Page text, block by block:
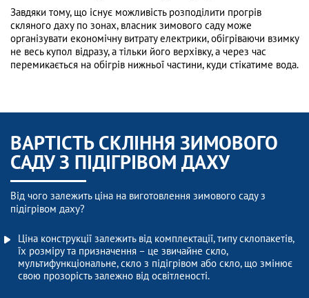
Завдяки тому, що існує можливість розподілити прогрів
скляного даху по зонах, власник зимового саду може
організувати економічну витрату електрики, обігріваючи взимку
не весь купол відразу, а тільки його верхівку, а через час
перемикається на обігрів нижньої частини, куди стікатиме вода.
ВАРТІСТЬ СКЛІННЯ ЗИМОВОГО
САДУ З ПІДІГРІВОМ ДАХУ
Від чого залежить ціна на виготовлення зимового саду з
підігрівом даху?
Ціна конструкції залежить від комплектації, типу склопакетів,
їх розміру та призначення – це звичайне скло,
мультифункціональне, скло з підігрівом або скло, що змінює
свою прозорість залежно від освітленості.